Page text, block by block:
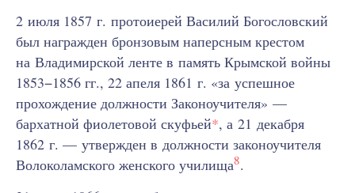
2 июля 1857 г. протоиерей Василий Богословский
был награжден бронзовым наперсным крестом
на Владимирской ленте в память Крымской войны
1853−1856 гг., 22 апеля 1861 г. «за успешное
прохождение должности Законоучителя» —
бархатной фиолетовой скуфьей*, а 21 декабря
1862 г. — утвержден в должности законоучителя
Волоколамского женского училища8.